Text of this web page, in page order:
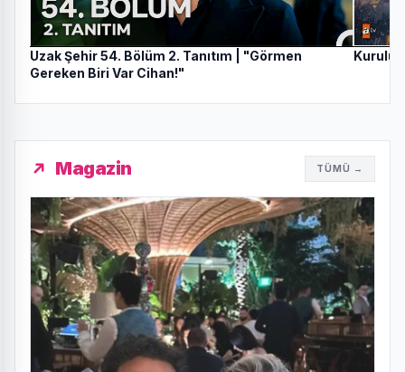
Uzak Şehir 54. Bölüm 2. Tanıtım | "Görmen
Gereken Biri Var Cihan!"
Kuruluş
Magazin TÜMÜ →